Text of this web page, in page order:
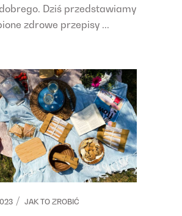
Dziś przedstawiamy
zdrowe przepisy ...
JAK TO ZROBIĆ